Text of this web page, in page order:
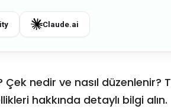
Claude.ai
Çek nedir ve nasıl düzenlenir?
hakkında detaylı bilgi alın.